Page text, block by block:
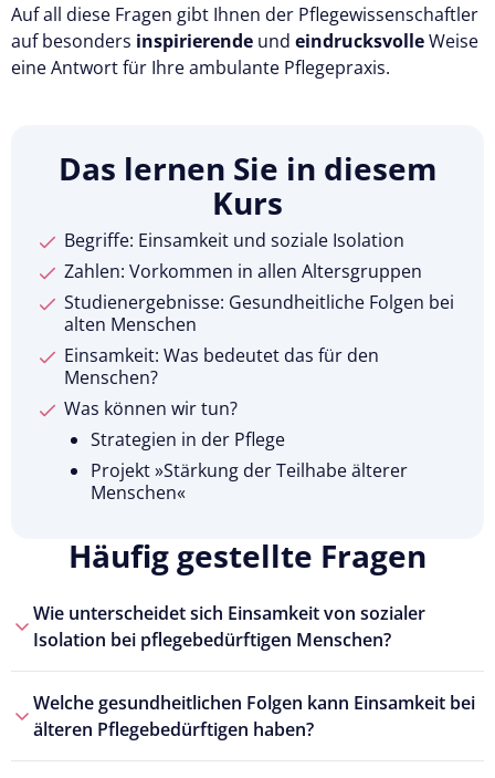
Auf all diese Fragen gibt Ihnen der Pflegewissenschaftler
auf besonders inspirierende und eindrucksvolleWeise
eine Antwort für Ihre ambulante Pflegepraxis.
Das lernen Sie in diesem
Kurs
Begriffe: Einsamkeit und soziale Isolation
Zahlen: Vorkommen in allen Altersgruppen
Studienergebnisse: Gesundheitliche Folgen bei
alten Menschen
Einsamkeit: Was bedeutet das für den
Menschen?
Was können wir tun?
Strategien in der Pflege
Projekt »Stärkung der Teilhabe älterer
Menschen«
Häufig gestellte Fragen
Wie unterscheidet sich Einsamkeit von sozialer
Isolation bei pflegebedürftigen Menschen?
Welche gesundheitlichen Folgen kann Einsamkeit bei
älteren Pflegebedürftigen haben?